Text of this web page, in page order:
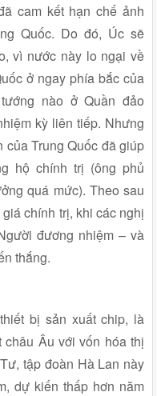
cam kết hạn chế ảnh
Quốc. Do đó, Úc sẽ
vì nước này lo ngại về
ở ngay phía bắc của
nào ở Quần đảo
kỳ liên tiếp. Nhưng
của Trung Quốc đã giúp
hộ chính trị (ông phủ
quá mức). Theo sau
chính trị, khi các nghị
đương nhiệm – và
thắng.
bị sản xuất chip, là
Âu với vốn hóa thị
tập đoàn Hà Lan này
dự kiến thấp hơn năm